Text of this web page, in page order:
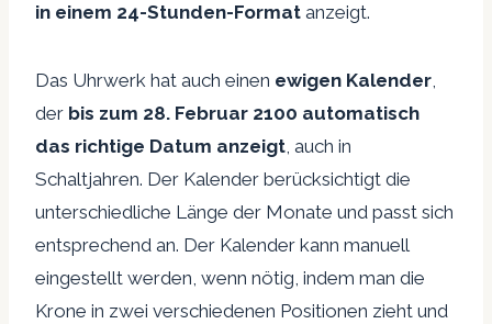
in einem 24-Stunden-Format anzeigt.
Das Uhrwerk hat auch einen ewigen Kalender,
der bis zum 28. Februar 2100 automatisch
das richtige Datum anzeigt, auch in
Schaltjahren. Der Kalender berücksichtigt die
unterschiedliche Länge der Monate und passt sich
entsprechend an. Der Kalender kann manuell
eingestellt werden, wenn nötig, indem man die
Krone in zwei verschiedenen Positionen zieht und